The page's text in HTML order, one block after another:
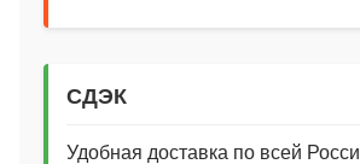
СДЭК
Удобная доставка по всей